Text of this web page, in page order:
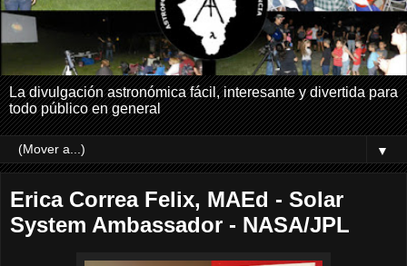
La divulgación astronómica fácil, interesante y divertida para
todo público en general
▼
Erica Correa Felix, MAEd - Solar
System Ambassador - NASA/JPL